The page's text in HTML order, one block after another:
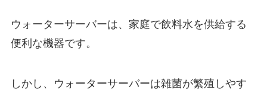
ウォーターサーバーは、家庭で飲料水を供給する
便利な機器です。
しかし、ウォーターサーバーは雑菌が繁殖しやす